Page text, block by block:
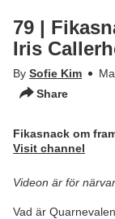
79 |
Iris
By Sofie Kim
Share
Fikasnack om
Visit channel
Videon är för
Vad är